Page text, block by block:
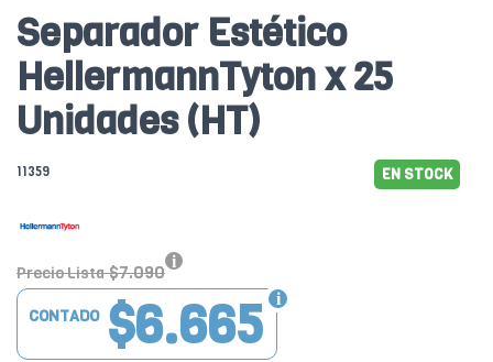
Separador Estético
HellermannTyton x 25
Unidades (HT)
11359 EN STOCK
Precio Lista $7.090
$6.665
CONTADO